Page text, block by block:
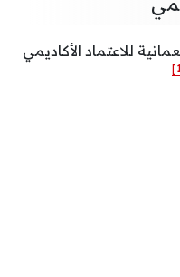
للاعتماد الأكاديمي